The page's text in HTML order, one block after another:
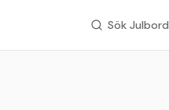
Sök Julbord